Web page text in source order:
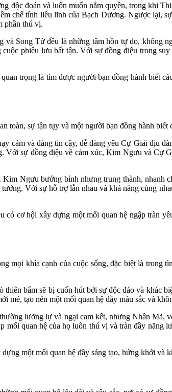
độc đoán và luôn muốn nắm quyền, trong khi
chế tính liều lĩnh của Bạch Dương. Ngược lại,
phần thú vị.
Song Tử đều là những tâm hồn tự do, không
phiêu lưu bất tận. Với sự đồng điệu trong
trọng là tìm được người bạn đồng hành biết
toàn, sự tận tụy và một người bạn đồng hành
và đáng tin cậy, dễ dàng yêu Cự Giải dịu
sự đồng điệu về cảm xúc, Kim Ngưu và Cự
Ngưu bướng bỉnh nhưng trung thành, nhanh
Với sự hỗ trợ lẫn nhau và khả năng cùng
cơ hội xây dựng một mối quan hệ ngập tràn
khía cạnh của cuộc sống, đặc biệt là trong
bẩm sẽ bị cuốn hút bởi sự độc đáo và khác
mẻ, tạo nên một mối quan hệ đầy màu sắc và
lưỡng lự và ngại cam kết, nhưng Nhân Mã,
quan hệ của họ luôn thú vị và tràn đầy năng
một mối quan hệ đầy sáng tạo, hứng khởi và